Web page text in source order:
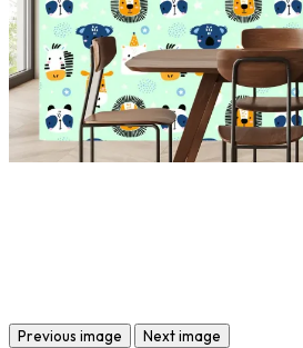
Previous image Next image